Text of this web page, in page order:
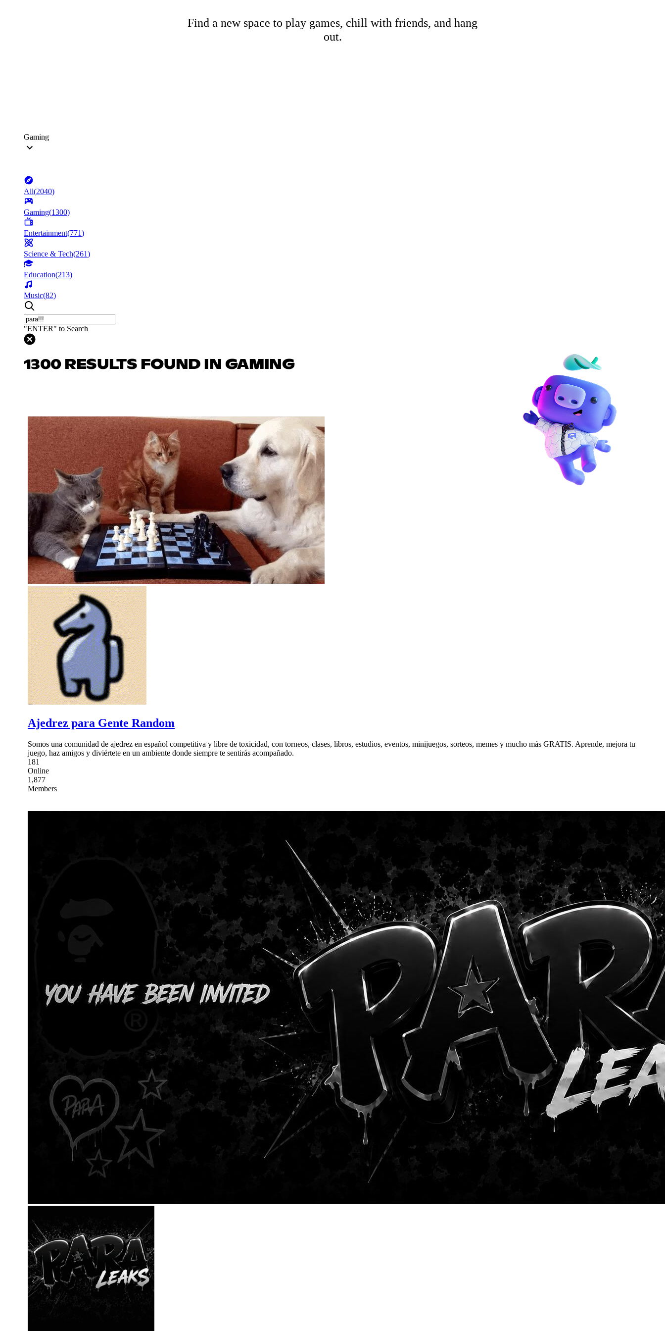
Find a new space to play games, chill with friends, and hang
out.
Gaming
All(2040)
Gaming(1300)
Entertainment(771)
Science & Tech(261)
Education(213)
Music(82)
"ENTER" to Search
1300 RESULTS FOUND IN GAMING
Ajedrez para Gente Random
Somos una comunidad de ajedrez en español competitiva y libre de toxicidad, con torneos, clases, libros, estudios, eventos, minijuegos, sorteos, memes y mucho más GRATIS. Aprende, mejora tu
juego, haz amigos y diviértete en un ambiente donde siempre te sentirás acompañado.
181
Online
1,877
Members